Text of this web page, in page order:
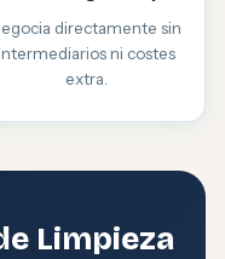
directamente sin
intermediarios ni costes
extra.
Limpieza